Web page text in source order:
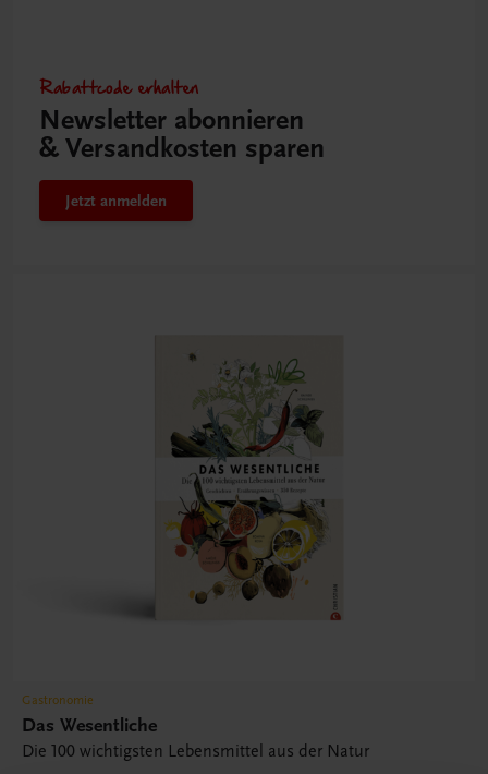
Rabattcode erhalten
Newsletter abonnieren
& Versandkosten sparen
Jetzt anmelden
Gastronomie
Das Wesentliche
Die 100 wichtigsten Lebensmittel aus der Natur